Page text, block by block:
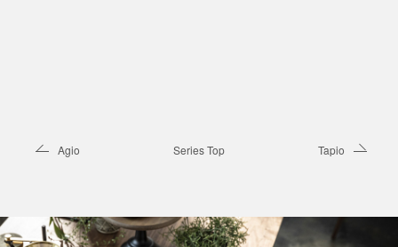
Agio Series Top Tapio